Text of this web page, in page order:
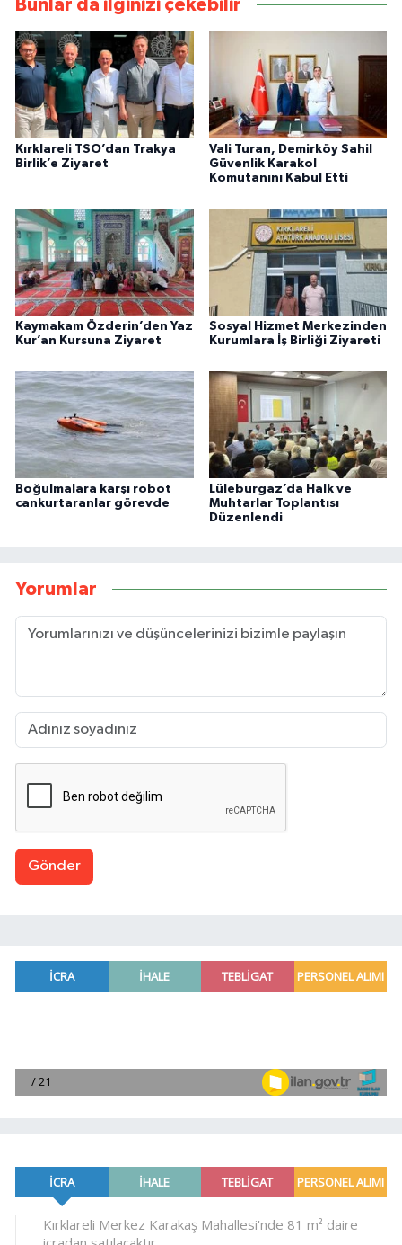
Bunlar da ilginizi çekebilir
Kırklareli TSO’dan Trakya
Birlik’e Ziyaret
Vali Turan, Demirköy Sahil
Güvenlik Karakol
Komutanını Kabul Etti
Kaymakam Özderin’den Yaz
Kur’an Kursuna Ziyaret
Sosyal Hizmet Merkezinden
Kurumlara İş Birliği Ziyareti
Boğulmalara karşı robot
cankurtaranlar görevde
Lüleburgaz’da Halk ve
Muhtarlar Toplantısı
Düzenlendi
Yorumlar
Gönder